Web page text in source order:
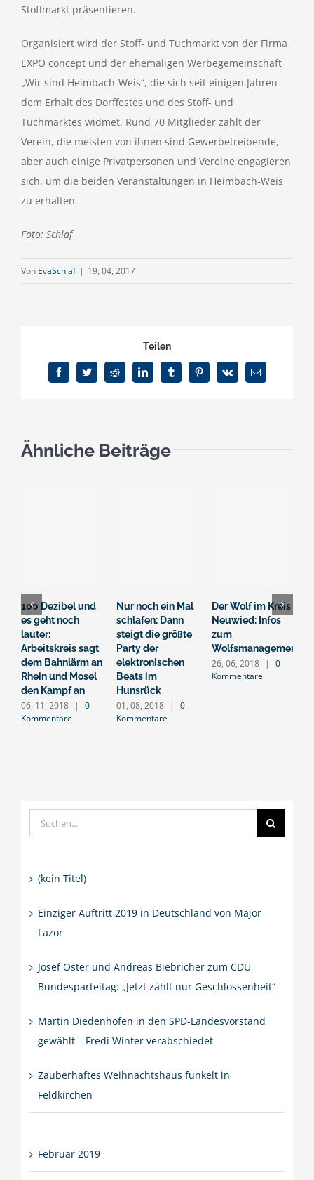
Stoffmarkt präsentieren.
Organisiert wird der Stoff- und Tuchmarkt von der Firma
EXPO concept und der ehemaligen Werbegemeinschaft
„Wir sind Heimbach-Weis“, die sich seit einigen Jahren
dem Erhalt des Dorffestes und des Stoff- und
Tuchmarktes widmet. Rund 70 Mitglieder zählt der
Verein, die meisten von ihnen sind Gewerbetreibende,
aber auch einige Privatpersonen und Vereine engagieren
sich, um die beiden Veranstaltungen in Heimbach-Weis
zu erhalten.
Foto: Schlaf
Von EvaSchlaf | 19, 04, 2017
Teilen
FacebookTwitterReddit LinkedInTumblrPinterest
Vk
E-
Mail
Ähnliche Beiträge
100 Dezibel und
es geht noch
lauter:
Arbeitskreis sagt
dem Bahnlärm an
Rhein und Mosel
den Kampf an
06, 11, 2018 |
0
Kommentare
Nur noch ein Mal
schlafen: Dann
steigt die größte
Party der
elektronischen
Beats im
Hunsrück
01, 08, 2018 |
0
Kommentare
Der Wolf im Kreis
Neuwied: Infos
zum
Wolfsmanagement
26, 06, 2018 |
0
Kommentare
Suche
nach:
(kein Titel)
Einziger Auftritt 2019 in Deutschland von Major
Lazor
Josef Oster und Andreas Biebricher zum CDU
Bundesparteitag: „Jetzt zählt nur Geschlossenheit“
Martin Diedenhofen in den SPD-Landesvorstand
gewählt – Fredi Winter verabschiedet
Zauberhaftes Weihnachtshaus funkelt in
Feldkirchen
Februar 2019